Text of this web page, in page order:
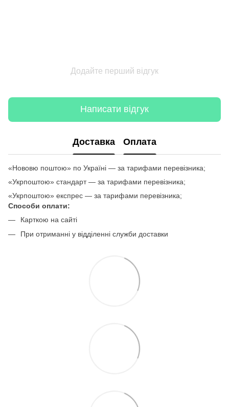
Додайте перший відгук
Написати відгук
Доставка Оплата
«Нововю поштою» по Україні — за тарифами перевізника;
«Укрпоштою» стандарт — за тарифами перевізника;
«Укрпоштою» експрес — за тарифами перевізника;
Способи оплати:
Карткою на сайті
При отриманні у відділенні служби доставки